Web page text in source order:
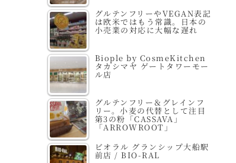
グルテンフリーやVEGAN表記
は欧米ではもう常識。日本の
小売業の対応に大幅な遅れ
Biople by CosmeKitchen
タカシマヤ ゲートタワーモー
ル店
グルテンフリー＆グレインフ
リー。小麦の代替として注目
第3の粉「CASSAVA」
「ARROWROOT」
ビオラル グランシップ大船駅
前店 / BIO-RAL